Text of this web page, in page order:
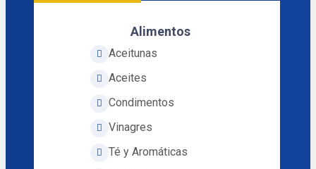
Alimentos
Aceitunas
Aceites
Condimentos
Vinagres
Té y Aromáticas